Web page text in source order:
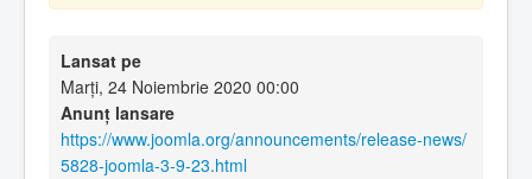
Lansat pe
Marți, 24 Noiembrie 2020 00:00
Anunț lansare
https://www.joomla.org/announcements/release-news/
5828-joomla-3-9-23.html